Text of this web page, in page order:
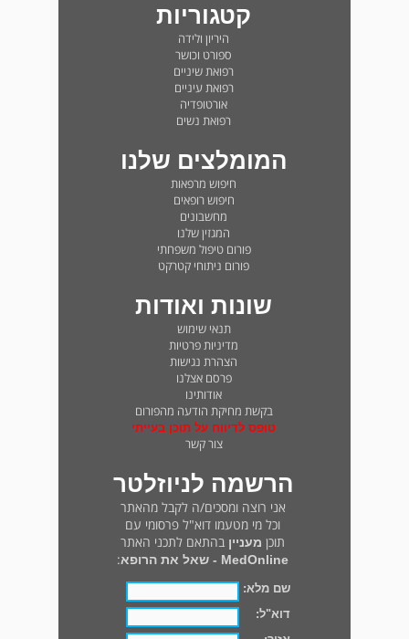
קטגוריות
היריון ולידה
ספורט וכושר
רפואת שיניים
רפואת עיניים
אורטופדיה
רפואת נשים
המומלצים שלנו
חיפוש מרפאות
חיפוש רופאים
מחשבונים
המגזין שלנו
פורום טיפול משפחתי
פורום ניתוחי קטרקט
שונות ואודות
תנאי שימוש
מדיניות פרטיות
הצהרת נגישות
פרסם אצלנו
אודותינו
בקשת מחיקת הודעה מהפורום
טופס לדיווח על תוכן בעייתי
צור קשר
הרשמה לניוזלטר
אני רוצה ומסכים/ה לקבל מהאתר
וכל מי מטעמו דוא"ל פרסומי עם
תוכן מעניין בהתאם לתכני האתר
MedOnline - שאל את הרופא :
שם מלא:
דוא"ל: